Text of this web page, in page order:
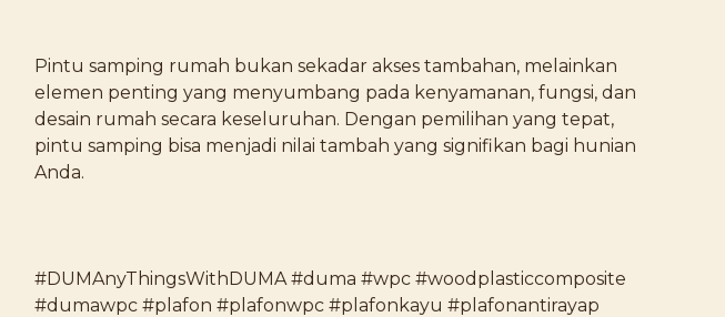
Pintu samping rumah bukan sekadar akses tambahan, melainkan
elemen penting yang menyumbang pada kenyamanan, fungsi, dan
desain rumah secara keseluruhan. Dengan pemilihan yang tepat,
pintu samping bisa menjadi nilai tambah yang signifikan bagi hunian
Anda.
#DUMAnyThingsWithDUMA #duma #wpc #woodplasticcomposite
#dumawpc #plafon #plafonwpc #plafonkayu #plafonantirayap